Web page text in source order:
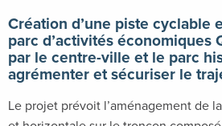
Création d’une piste cyclable
parc d’activités économiques
par le centre-ville et le parc
agrémenter et sécuriser le
Le projet prévoit l’aménagement de